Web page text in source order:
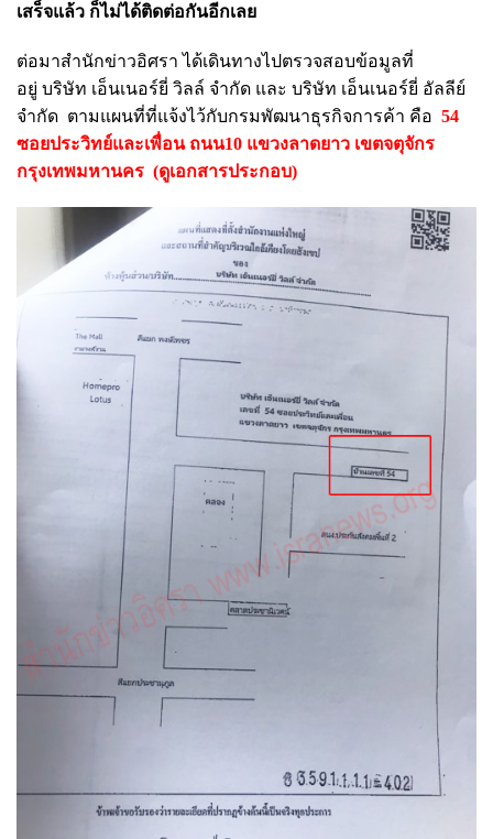
เสร็จแล้ว ก็ไม่ได้ติดต่อกันอีกเลย
ต่อมาสำนักข่าวอิศรา ได้เดินทางไปตรวจสอบข้อมูลที่
อยู่ บริษัท เอ็นเนอร์ยี่ วิลล์ จำกัด และ บริษัท เอ็นเนอร์ยี่ อัลลีย์
จำกัด ตามแผนที่ที่แจ้งไว้กับกรมพัฒนาธุรกิจการค้า คือ 54
ซอยประวิทย์และเพื่อน ถนน10 แขวงลาดยาว เขตจตุจักร
กรุงเทพมหานคร (ดูเอกสารประกอบ)